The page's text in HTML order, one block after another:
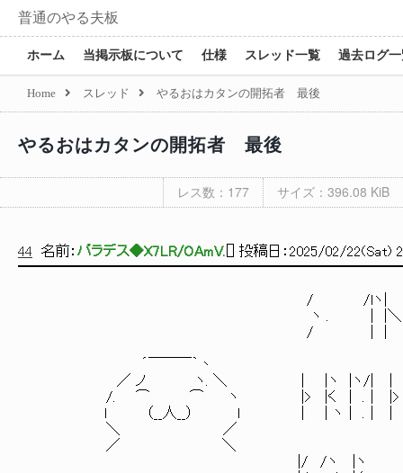
普通のやる夫板
ホーム 当掲示板について 仕様 スレッド一覧 過去ログ
Home スレッド やるおはカタンの開拓者 最後
やるおはカタンの開拓者 最後
レス数：177 サイズ：396.08 KiB
44 名前： パラデス◆X7LR/OAmV. ] 投稿日： 2025/02/22(Sat)
/ /lヽ| | | / |ﾞヽヽ| /
ヽ . | |＼| | ヽ . |ﾞヽ |
/ | | | | / | | _/ヽ
´￣￣￣｀丶
／ ノ ヽ. ＼ | |ヽ |ヽ/| | |ﾞヽ|ヽ |
/. ⌒ ⌒ ヽ |> |く | .│ |> |ﾞヽ|く
l （__人__） ｌ | | ヽ | .│ | |
＼ ／
／ ＼
|/ /ヽ |ヽ |/ |ヽ |ﾞヽ|ヽ